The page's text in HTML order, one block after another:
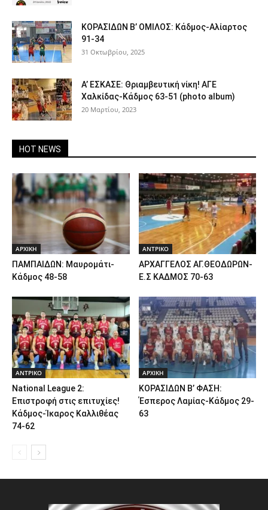
ΚΟΡΑΣΙΔΩΝ Β’ ΟΜΙΛΟΣ: Κάδμος-Αλίαρτος
91-34
31 Οκτωβρίου, 2025
Α’ ΕΣΚΑΣΕ: Θριαμβευτική νίκη! ΑΓΕ
Χαλκίδας-Κάδμος 63-51 (photo album)
20 Μαρτίου, 2023
HOT NEWS
ΑΡΧΙΚΗ
ΠΑΜΠΑΙΔΩΝ: Μαυρομάτι-
Κάδμος 48-58
ΑΝTΡΙΚΟ
ΑΡΧΑΓΓΕΛΟΣ ΑΓ.ΘΕΟΔΩΡΩΝ-
Ε.Σ ΚΑΔΜΟΣ 70-63
ΑΝTΡΙΚΟ
National League 2:
Επιστροφή στις επιτυχίες!
Κάδμος-Ίκαρος Καλλιθέας
74-62
ΑΡΧΙΚΗ
ΚΟΡΑΣΙΔΩΝ Β’ ΦΑΣΗ:
Έσπερος Λαμίας-Κάδμος 29-
63